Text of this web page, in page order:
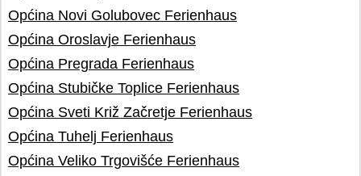
Općina Novi Golubovec Ferienhaus
Općina Oroslavje Ferienhaus
Općina Pregrada Ferienhaus
Općina Stubičke Toplice Ferienhaus
Općina Sveti Križ Začretje Ferienhaus
Općina Tuhelj Ferienhaus
Općina Veliko Trgovišće Ferienhaus